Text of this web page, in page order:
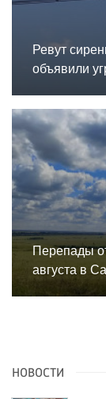
Ревут
объявили
Перепады
августа в
НОВОСТИ